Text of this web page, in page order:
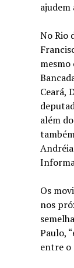
No Rio
Ceará,
além
Os
nos
Paulo,
entre o